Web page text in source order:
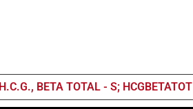
H.C.G., BETA TOTAL - S; HCGBETATOT